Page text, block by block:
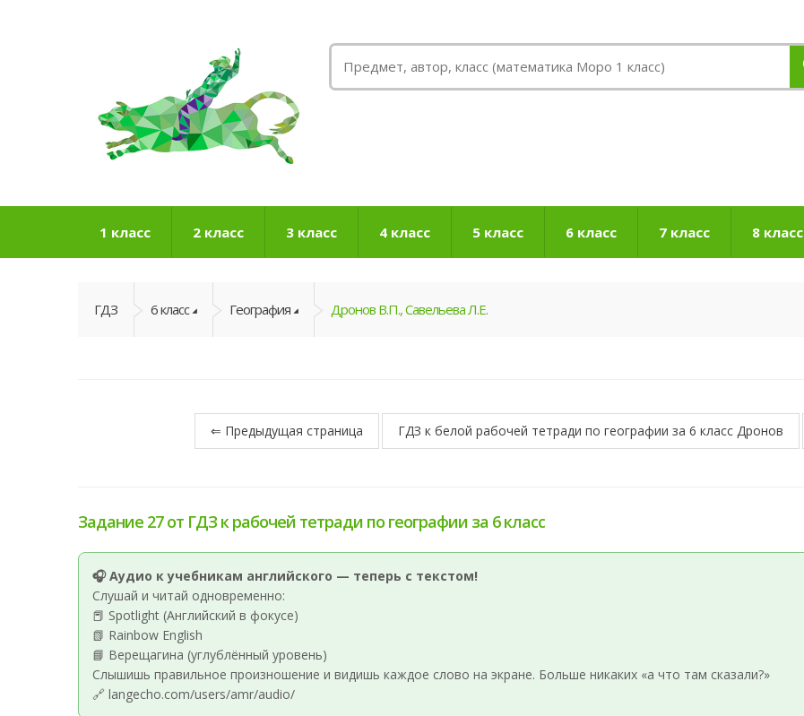
1 класс 2 класс 3 класс 4 класс 5 класс 6 класс 7 класс 8 класс
ГДЗ 6 класс География Дронов В.П., Савельева Л.Е.
⇐ Предыдущая страница ГДЗ к белой рабочей тетради по географии за 6 класс Дронов
Задание 27 от ГДЗ к рабочей тетради по географии за 6 класс
🎧 Аудио к учебникам английского — теперь с текстом!
Слушай и читай одновременно:
📕 Spotlight (Английский в фокусе)
📗 Rainbow English
📘 Верещагина (углублённый уровень)
Слышишь правильное произношение и видишь каждое слово на экране. Больше никаких «а что там сказали?»
🔗 langecho.com/users/amr/audio/